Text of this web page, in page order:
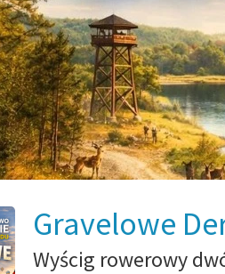
Gravelowe
Wyścig rowerowy